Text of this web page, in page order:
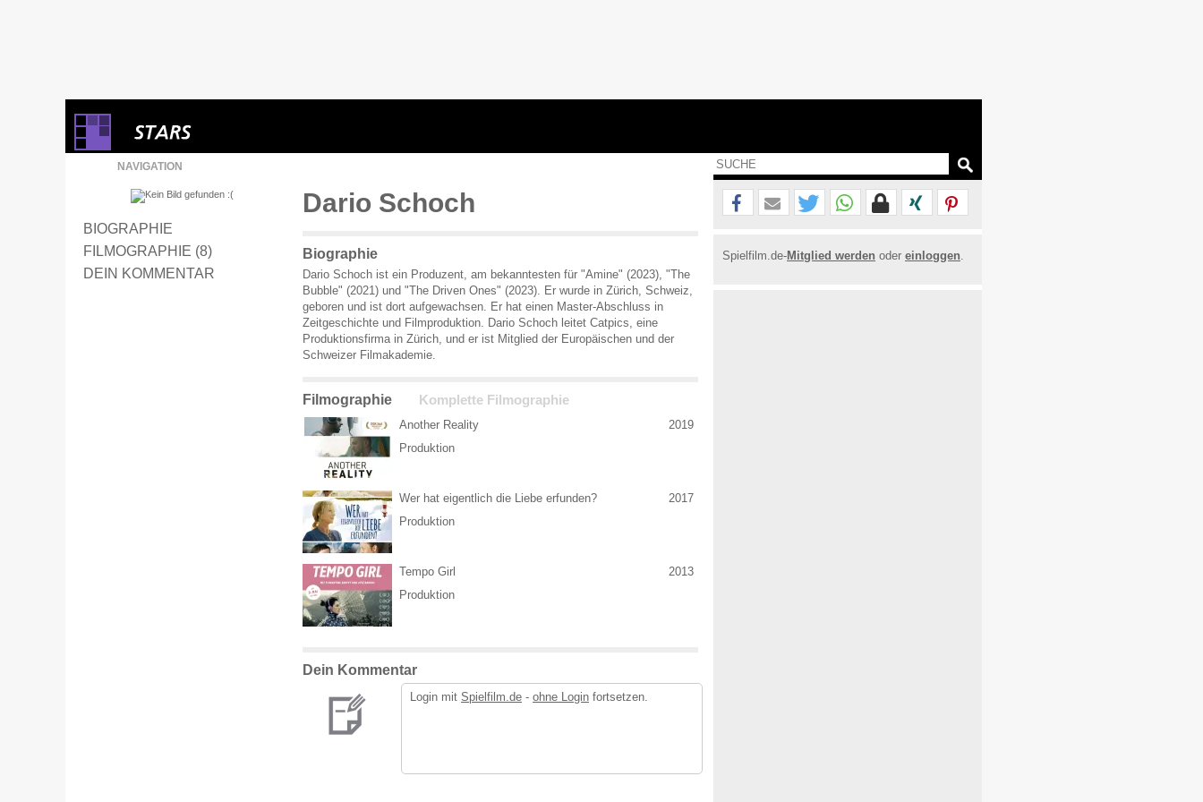
NAVIGATION
BIOGRAPHIE
FILMOGRAPHIE (8)
DEIN KOMMENTAR
Dario Schoch
Biographie
Dario Schoch ist ein Produzent, am bekanntesten für "Amine" (2023), "The
Bubble" (2021) und "The Driven Ones" (2023). Er wurde in Zürich, Schweiz,
geboren und ist dort aufgewachsen. Er hat einen Master-Abschluss in
Zeitgeschichte und Filmproduktion. Dario Schoch leitet Catpics, eine
Produktionsfirma in Zürich, und er ist Mitglied der Europäischen und der
Schweizer Filmakademie.
Filmographie Komplette Filmographie
Another Reality
Produktion
2019
Wer hat eigentlich die Liebe erfunden?
Produktion
2017
Tempo Girl
Produktion
2013
Dein Kommentar
Login mit Spielfilm.de - ohne Login fortsetzen.
Spielfilm.de-Mitglied werden oder einloggen.